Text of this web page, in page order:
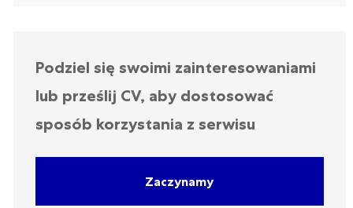
Podziel się swoimi zainteresowaniami
lub prześlij CV, aby dostosować
sposób korzystania z serwisu
Zaczynamy